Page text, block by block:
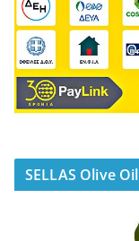
SELLAS Olive Oil